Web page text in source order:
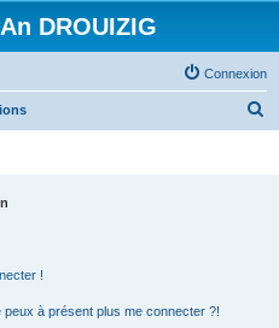
DROUIZIG
Connexion
!
peux à présent plus me connecter ?!